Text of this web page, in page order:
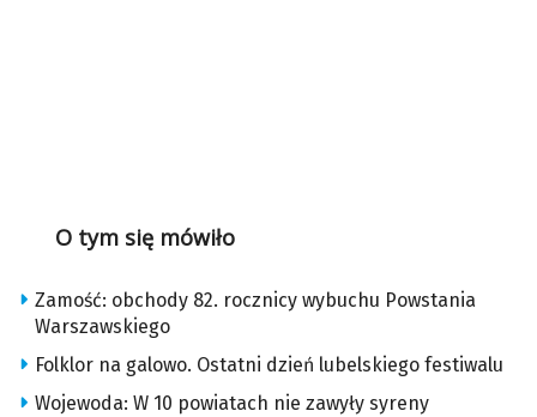
O tym się mówiło
Zamość: obchody 82. rocznicy wybuchu Powstania
Warszawskiego
Folklor na galowo. Ostatni dzień lubelskiego festiwalu
Wojewoda: W 10 powiatach nie zawyły syreny